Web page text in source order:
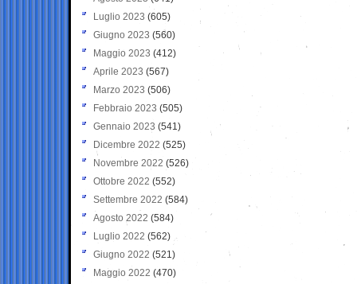
Luglio 2023 (605)
Giugno 2023 (560)
Maggio 2023 (412)
Aprile 2023 (567)
Marzo 2023 (506)
Febbraio 2023 (505)
Gennaio 2023 (541)
Dicembre 2022 (525)
Novembre 2022 (526)
Ottobre 2022 (552)
Settembre 2022 (584)
Agosto 2022 (584)
Luglio 2022 (562)
Giugno 2022 (521)
Maggio 2022 (470)